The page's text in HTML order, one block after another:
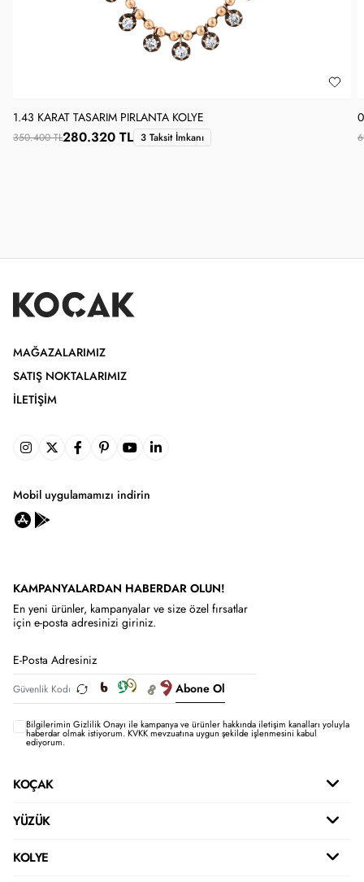
1.43 KARAT TASARIM PIRLANTA KOLYE
350.400 TL280.320 TL 3 Taksit İmkanı
MAĞAZALARIMIZ
SATIŞ NOKTALARIMIZ
İLETIŞIM
Mobil uygulamamızı indirin
KAMPANYALARDAN HABERDAR OLUN!
En yeni ürünler, kampanyalar ve size özel fırsatlar
için e-posta adresinizi giriniz.
Abone Ol
Bilgilerimin Gizlilik Onayı ile kampanya ve ürünler hakkında iletişim kanalları yoluyla
haberdar olmak istiyorum.KVKK mevzuatına uygun şekilde işlenmesini kabul
ediyorum.
KOÇAK
YÜZÜK
KOLYE